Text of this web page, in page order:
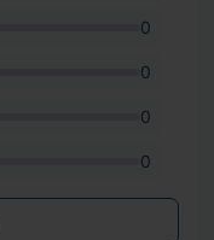
0
0
0
0